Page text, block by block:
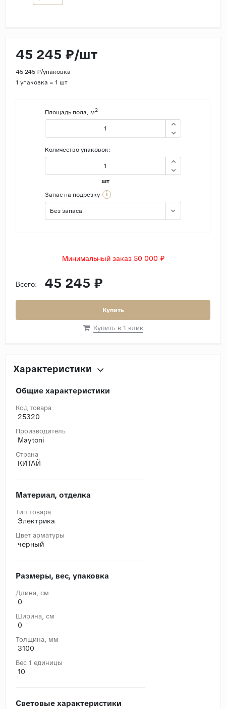
45 245 ₽/шт
45 245 ₽/упаковка
1 упаковка = 1 шт
Площадь пола, м2
Количество упаковок:
шт
Запас на подрезку
i
Без запаса
Минимальный заказ 50 000 ₽
Всего: 45 245 ₽
Купить
Купить в 1 клик
Характеристики
Общие характеристики
Код товара
25320
Производитель
Maytoni
Страна
КИТАЙ
Материал, отделка
Тип товара
Электрика
Цвет арматуры
черный
Размеры, вес, упаковка
Длина, cм
0
Ширина, cм
0
Толщина, мм
3100
Вес 1 единицы
10
Световые характеристики